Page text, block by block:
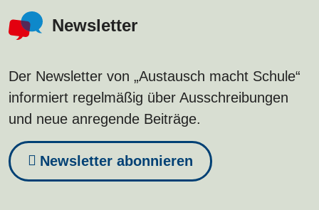
Newsletter
Der Newsletter von „Austausch macht Schule“
informiert regelmäßig über Ausschreibungen
und neue anregende Beiträge.
Newsletter abonnieren